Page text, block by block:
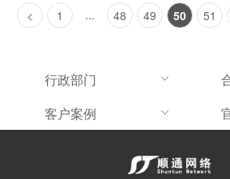
< 1 ... 48 49 50 51
行政部门
客户案例